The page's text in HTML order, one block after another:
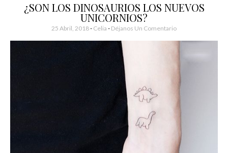
¿SON LOS DINOSAURIOS LOS NUEVOS
UNICORNIOS?
25 Abril, 2018- Celia Déjanos Un Comentario